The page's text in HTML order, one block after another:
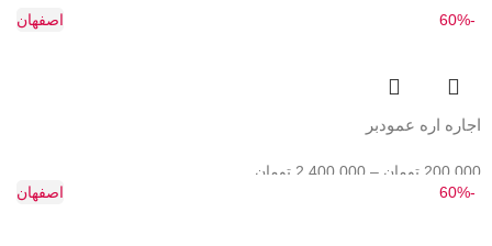
-60% اصفهان
اجاره اره عمودبر
200,000 تومان –
2,400,000 تومان
-60%
اصفهان